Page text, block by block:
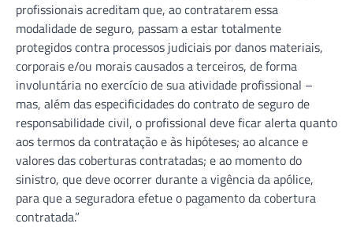
profissionais acreditam que, ao contratarem essa
modalidade de seguro, passam a estar totalmente
protegidos contra processos judiciais por danos materiais,
corporais e/ou morais causados a terceiros, de forma
involuntária no exercício de sua atividade profissional –
mas, além das especificidades do contrato de seguro de
responsabilidade civil, o profissional deve ficar alerta quanto
aos termos da contratação e às hipóteses; ao alcance e
valores das coberturas contratadas; e ao momento do
sinistro, que deve ocorrer durante a vigência da apólice,
para que a seguradora efetue o pagamento da cobertura
contratada.”